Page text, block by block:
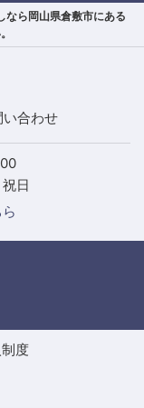
なら岡山県倉敷市にある
日
度